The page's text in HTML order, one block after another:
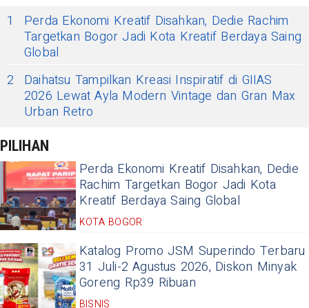
1
Perda Ekonomi Kreatif Disahkan, Dedie Rachim
Targetkan Bogor Jadi Kota Kreatif Berdaya Saing
Global
2
Daihatsu Tampilkan Kreasi Inspiratif di GIIAS
2026 Lewat Ayla Modern Vintage dan Gran Max
Urban Retro
PILIHAN
Perda Ekonomi Kreatif Disahkan, Dedie
Rachim Targetkan Bogor Jadi Kota
Kreatif Berdaya Saing Global
KOTA BOGOR
Katalog Promo JSM Superindo Terbaru
31 Juli-2 Agustus 2026, Diskon Minyak
Goreng Rp39 Ribuan
BISNIS